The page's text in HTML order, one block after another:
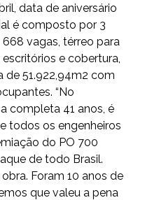
data de aniversário
é composto por 3
vagas, térreo para
e cobertura,
de 51.922,94m2 com
“No
completa 41 anos, é
todos os engenheiros
do PO 700
de todo Brasil.
Foram 10 anos de
que valeu a pena